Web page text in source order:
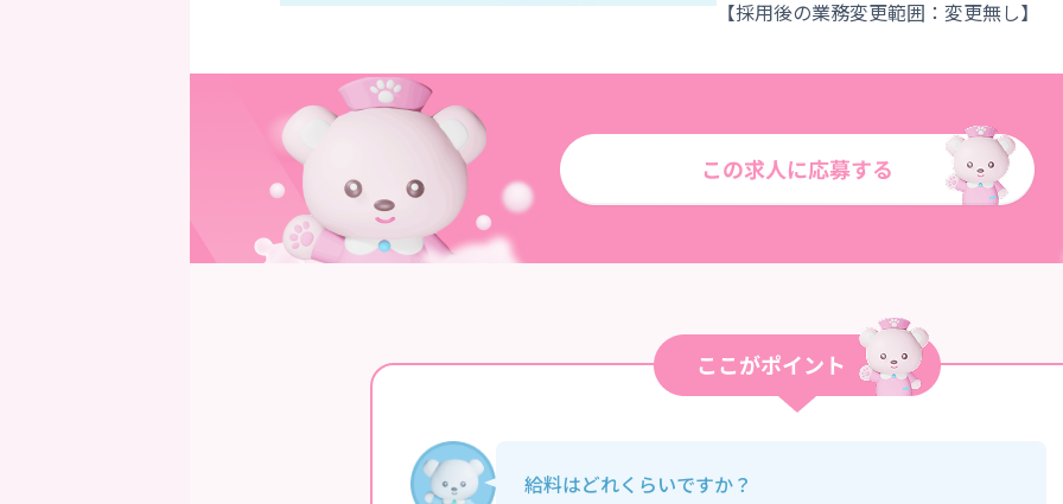
給料はどれくらいですか？